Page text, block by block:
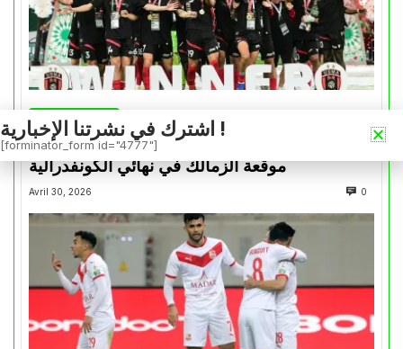
التتويج بالكأس.. دفعة معنوية لإتحاد العاصمة قبل
موقعة الزمالك في نهائي الكونفدرالية
Avril 30, 2026 0
اشترك في نشرتنا الإخبارية !
[forminator_form id="4777"]